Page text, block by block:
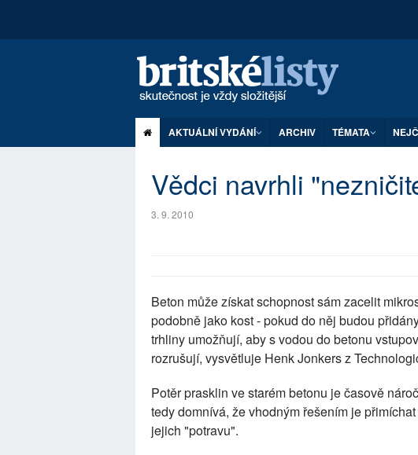
AKTUÁLNÍ VYDÁNÍ ARCHIV TÉMATA
Vědci navrhli
3. 9. 2010
Beton může získat schopnost sám zacelit
podobně jako kost - pokud do něj budou
trhliny umožňují, aby s vodou do betonu
rozrušují, vysvětluje Henk Jonkers z
Potěr prasklin ve starém betonu je časově
tedy domnívá, že vhodným řešením je
jejich "potravu".